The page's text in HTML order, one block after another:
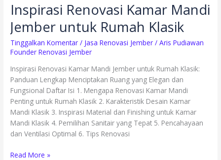
Inspirasi Renovasi Kamar Mandi
Jember untuk Rumah Klasik
Tinggalkan Komentar / Jasa Renovasi Jember /Aris Pudiawan
Founder Renovasi Jember
Inspirasi Renovasi Kamar Mandi Jember untuk Rumah Klasik:
Panduan Lengkap Menciptakan Ruang yang Elegan dan
Fungsional Daftar Isi 1. Mengapa Renovasi Kamar Mandi
Penting untuk Rumah Klasik 2. Karakteristik Desain Kamar
Mandi Klasik 3. Inspirasi Material dan Finishing untuk Kamar
Mandi Klasik 4. Pemilihan Sanitair yang Tepat 5. Pencahayaan
dan Ventilasi Optimal 6. Tips Renovasi
Read More »